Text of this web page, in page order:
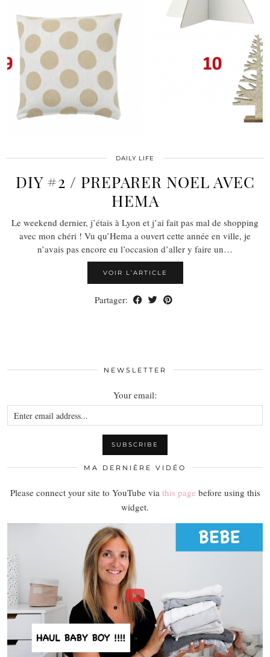
DAILY LIFE
DIY #2 / PREPARER NOEL AVEC
HEMA
Le weekend dernier, j’étais à Lyon et j’ai fait pas mal de shopping
avec mon chéri ! Vu qu’Hema a ouvert cette année en ville, je
n’avais pas encore eu l’occasion d’aller y faire un…
VOIR L’ARTICLE
Partager:
NEWSLETTER
Your email:
MA DERNIÈRE VIDÉO
Please connect your site to YouTube via this page before using this
widget.